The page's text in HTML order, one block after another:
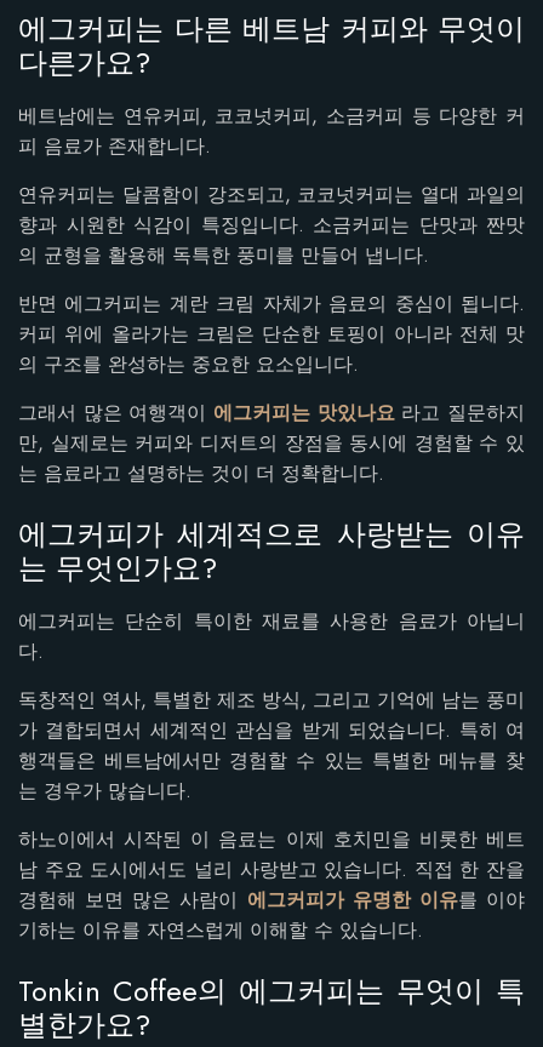
에그커피는 다른 베트남 커피와 무엇이
다른가요?
베트남에는 연유커피, 코코넛커피, 소금커피 등 다양한 커
피 음료가 존재합니다.
연유커피는 달콤함이 강조되고, 코코넛커피는 열대 과일의
향과 시원한 식감이 특징입니다. 소금커피는 단맛과 짠맛
의 균형을 활용해 독특한 풍미를 만들어 냅니다.
반면 에그커피는 계란 크림 자체가 음료의 중심이 됩니다.
커피 위에 올라가는 크림은 단순한 토핑이 아니라 전체 맛
의 구조를 완성하는 중요한 요소입니다.
그래서 많은 여행객이 에그커피는 맛있나요라고 질문하지
만, 실제로는 커피와 디저트의 장점을 동시에 경험할 수 있
는 음료라고 설명하는 것이 더 정확합니다.
에그커피가 세계적으로 사랑받는 이유
는 무엇인가요?
에그커피는 단순히 특이한 재료를 사용한 음료가 아닙니
다.
독창적인 역사, 특별한 제조 방식, 그리고 기억에 남는 풍미
가 결합되면서 세계적인 관심을 받게 되었습니다. 특히 여
행객들은 베트남에서만 경험할 수 있는 특별한 메뉴를 찾
는 경우가 많습니다.
하노이에서 시작된 이 음료는 이제 호치민을 비롯한 베트
남 주요 도시에서도 널리 사랑받고 있습니다. 직접 한 잔을
경험해 보면 많은 사람이 에그커피가 유명한 이유를 이야
기하는 이유를 자연스럽게 이해할 수 있습니다.
Tonkin Coffee의 에그커피는 무엇이 특
별한가요?